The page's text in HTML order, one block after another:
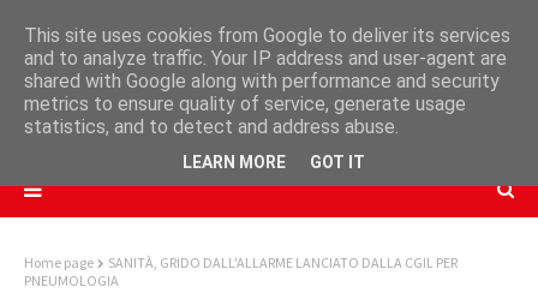
Home page
SANITÀ, GRIDO DALL'ALLARME LANCIATO DALLA CGIL PER
PNEUMOLOGIA
This site uses cookies from Google to deliver its services
and to analyze traffic. Your IP address and user-agent are
shared with Google along with performance and security
metrics to ensure quality of service, generate usage
statistics, and to detect and address abuse.
LEARN MORE GOT IT